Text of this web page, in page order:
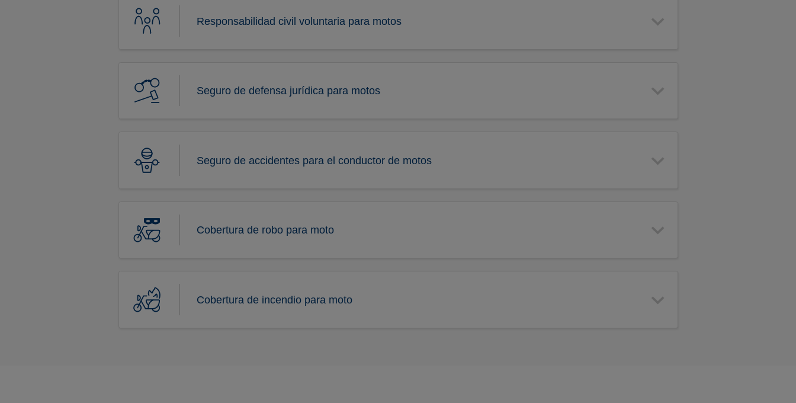
Responsabilidad civil voluntaria para motos
Seguro de defensa jurídica para motos
Seguro de accidentes para el conductor de motos
Cobertura de robo para moto
Cobertura de incendio para moto